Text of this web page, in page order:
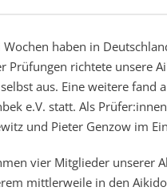
haben in
Prüfungen richtete unsere
aus. Eine weitere
e.V. statt. Als
und Pieter Genzow im
vier Mitglieder unserer
mittlerweile in den